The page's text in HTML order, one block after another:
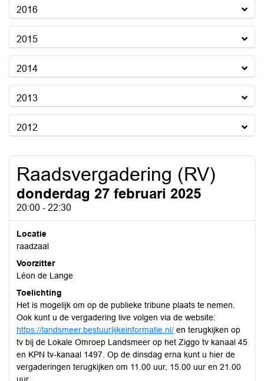
2016
2015
2014
2013
2012
Raadsvergadering (RV)
donderdag 27 februari 2025
20:00 - 22:30
Locatie
raadzaal
Voorzitter
Léon de Lange
Toelichting
Het is mogelijk om op de publieke tribune plaats te nemen.
Ook kunt u de vergadering live volgen via de website:
https://landsmeer.bestuurlijkeinformatie.nl/ en terugkijken op
tv bij de Lokale Omroep Landsmeer op het Ziggo tv kanaal 45
en KPN tv-kanaal 1497. Op de dinsdag erna kunt u hier de
vergaderingen terugkijken om 11.00 uur, 15.00 uur en 21.00